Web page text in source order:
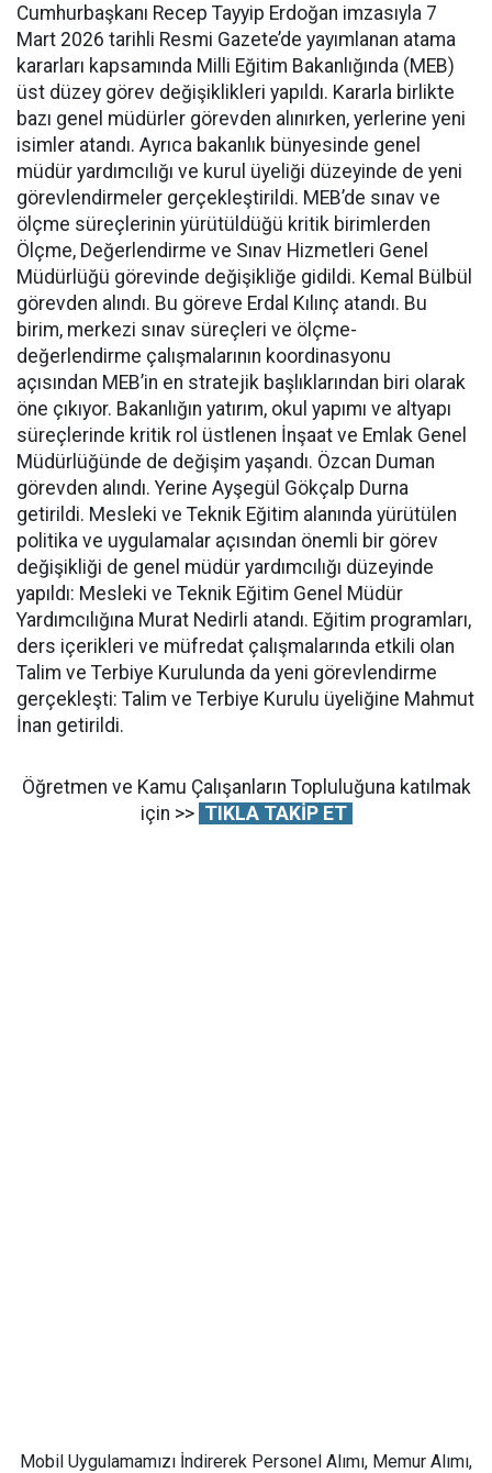
Cumhurbaşkanı Recep Tayyip Erdoğan imzasıyla 7
Mart 2026 tarihli Resmi Gazete’de yayımlanan atama
kararları kapsamında Milli Eğitim Bakanlığında (MEB)
üst düzey görev değişiklikleri yapıldı. Kararla birlikte
bazı genel müdürler görevden alınırken, yerlerine yeni
isimler atandı. Ayrıca bakanlık bünyesinde genel
müdür yardımcılığı ve kurul üyeliği düzeyinde de yeni
görevlendirmeler gerçekleştirildi. MEB’de sınav ve
ölçme süreçlerinin yürütüldüğü kritik birimlerden
Ölçme, Değerlendirme ve Sınav Hizmetleri Genel
Müdürlüğü görevinde değişikliğe gidildi. Kemal Bülbül
görevden alındı. Bu göreve Erdal Kılınç atandı. Bu
birim, merkezi sınav süreçleri ve ölçme-
değerlendirme çalışmalarının koordinasyonu
açısından MEB’in en stratejik başlıklarından biri olarak
öne çıkıyor. Bakanlığın yatırım, okul yapımı ve altyapı
süreçlerinde kritik rol üstlenen İnşaat ve Emlak Genel
Müdürlüğünde de değişim yaşandı. Özcan Duman
görevden alındı. Yerine Ayşegül Gökçalp Durna
getirildi. Mesleki ve Teknik Eğitim alanında yürütülen
politika ve uygulamalar açısından önemli bir görev
değişikliği de genel müdür yardımcılığı düzeyinde
yapıldı: Mesleki ve Teknik Eğitim Genel Müdür
Yardımcılığına Murat Nedirli atandı. Eğitim programları,
ders içerikleri ve müfredat çalışmalarında etkili olan
Talim ve Terbiye Kurulunda da yeni görevlendirme
gerçekleşti: Talim ve Terbiye Kurulu üyeliğine Mahmut
İnan getirildi.
Öğretmen ve Kamu Çalışanların Topluluğuna katılmak
için >> TIKLA TAKİP ET
Mobil Uygulamamızı İndirerek Personel Alımı, Memur Alımı,